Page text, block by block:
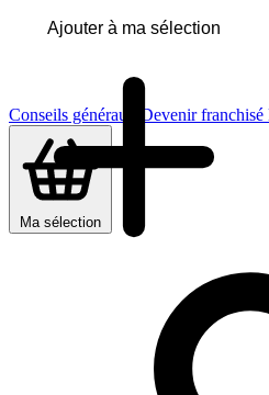
Conseils généraux Devenir franchisé
Ma sélection
Ajouter à ma sélection